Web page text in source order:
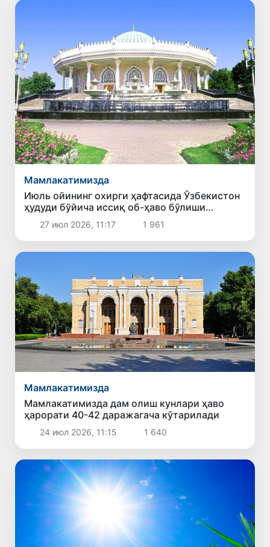
Мамлакатимизда
Июль ойининг охирги ҳафтасида Ўзбекистон
ҳудуди бўйича иссиқ об-ҳаво бўлиши
кутилмоқда
27 июл 2026, 11:17 1 961
Мамлакатимизда
Мамлакатимизда дам олиш кунлари ҳаво
ҳарорати 40-42 даражагача кўтарилади
24 июл 2026, 11:15 1 640